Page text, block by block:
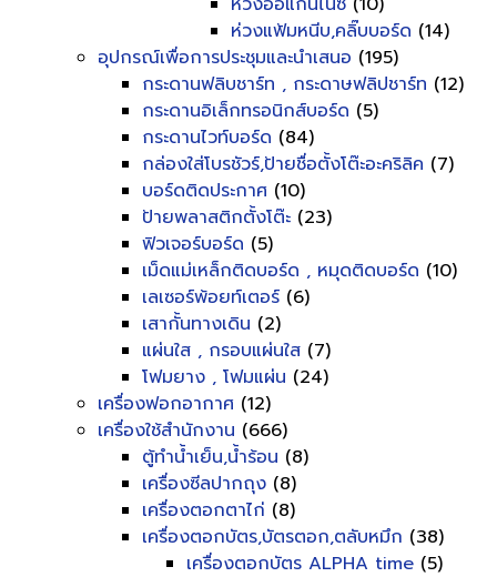
ห่วงแฟ้มหนีบ,คลิ๊บบอร์ด (14)
อุปกรณ์เพื่อการประชุมและนำเสนอ (195)
กระดานฟลิบชาร์ท , กระดาษฟลิปชาร์ท (12)
กระดานอิเล็กทรอนิกส์บอร์ด (5)
กระดานไวท์บอร์ด (84)
กล่องใส่โบรชัวร์,ป้ายชื่อตั้งโต๊ะอะคริลิค (7)
บอร์ดติดประกาศ (10)
ป้ายพลาสติกตั้งโต๊ะ (23)
ฟิวเจอร์บอร์ด (5)
เม็ดแม่เหล็กติดบอร์ด , หมุดติดบอร์ด (10)
เลเซอร์พ้อยท์เตอร์ (6)
เสากั้นทางเดิน (2)
แผ่นใส , กรอบแผ่นใส (7)
โฟมยาง , โฟมแผ่น (24)
เครื่องฟอกอากาศ (12)
เครื่องใช้สำนักงาน (666)
ตู้ทำน้ำเย็น,น้ำร้อน (8)
เครื่องซีลปากถุง (8)
เครื่องตอกตาไก่ (8)
เครื่องตอกบัตร,บัตรตอก,ตลับหมึก (38)
เครื่องตอกบัตร ALPHA time (5)